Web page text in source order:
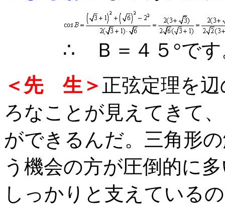
∴ Ｂ＝４５°です
＜先 生＞ 正弦定理を
ろなことが見えてきて
ができるんだ。三角形
う機会の方が圧倒的に
しっかりと支えている